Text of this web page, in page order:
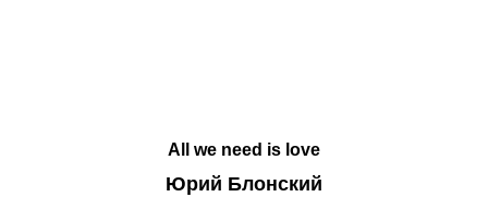
All we need is love
Юрий Блонский